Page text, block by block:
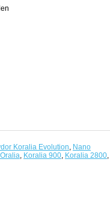
Koralia Evolution, Nano
, Koralia 900, Koralia 2800,